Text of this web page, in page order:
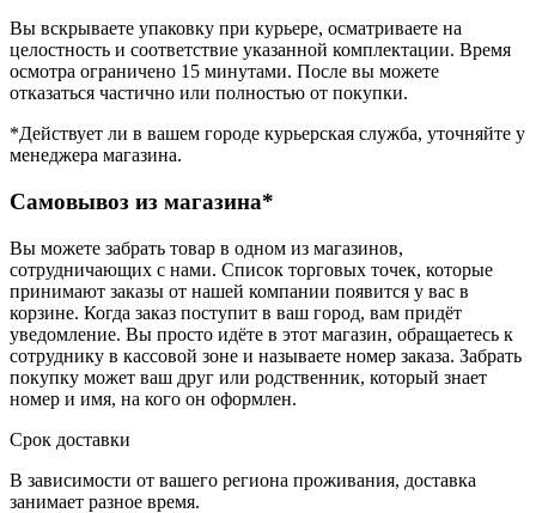
Вы вскрываете упаковку при курьере, осматриваете на
целостность и соответствие указанной комплектации. Время
осмотра ограничено 15 минутами. После вы можете
отказаться частично или полностью от покупки.
*Действует ли в вашем городе курьерская служба, уточняйте у
менеджера магазина.
Самовывоз из магазина*
Вы можете забрать товар в одном из магазинов,
сотрудничающих с нами. Список торговых точек, которые
принимают заказы от нашей компании появится у вас в
корзине. Когда заказ поступит в ваш город, вам придёт
уведомление. Вы просто идёте в этот магазин, обращаетесь к
сотруднику в кассовой зоне и называете номер заказа. Забрать
покупку может ваш друг или родственник, который знает
номер и имя, на кого он оформлен.
Срок доставки
В зависимости от вашего региона проживания, доставка
занимает разное время.